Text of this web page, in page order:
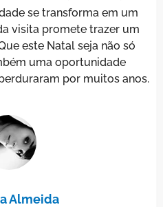
se transforma em um
visita promete trazer um
este Natal seja não só
uma oportunidade
por muitos anos.
Almeida